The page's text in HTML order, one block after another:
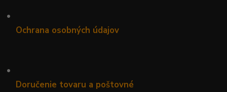
•
Ochrana osobných údajov
•
Doručenie tovaru a poštovné